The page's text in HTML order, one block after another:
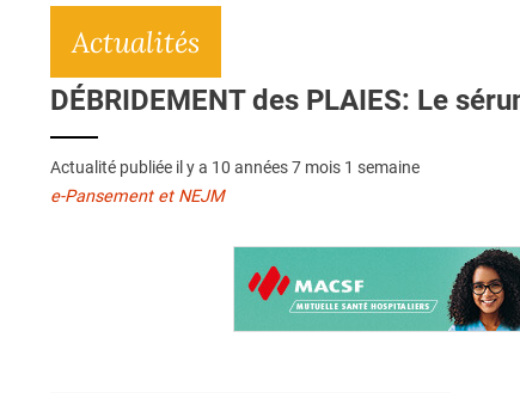
Actualités
DÉBRIDEMENT des PLAIES: Le
Actualité publiée il y a 10 années 7 mois 1 semaine
e-Pansement et NEJM